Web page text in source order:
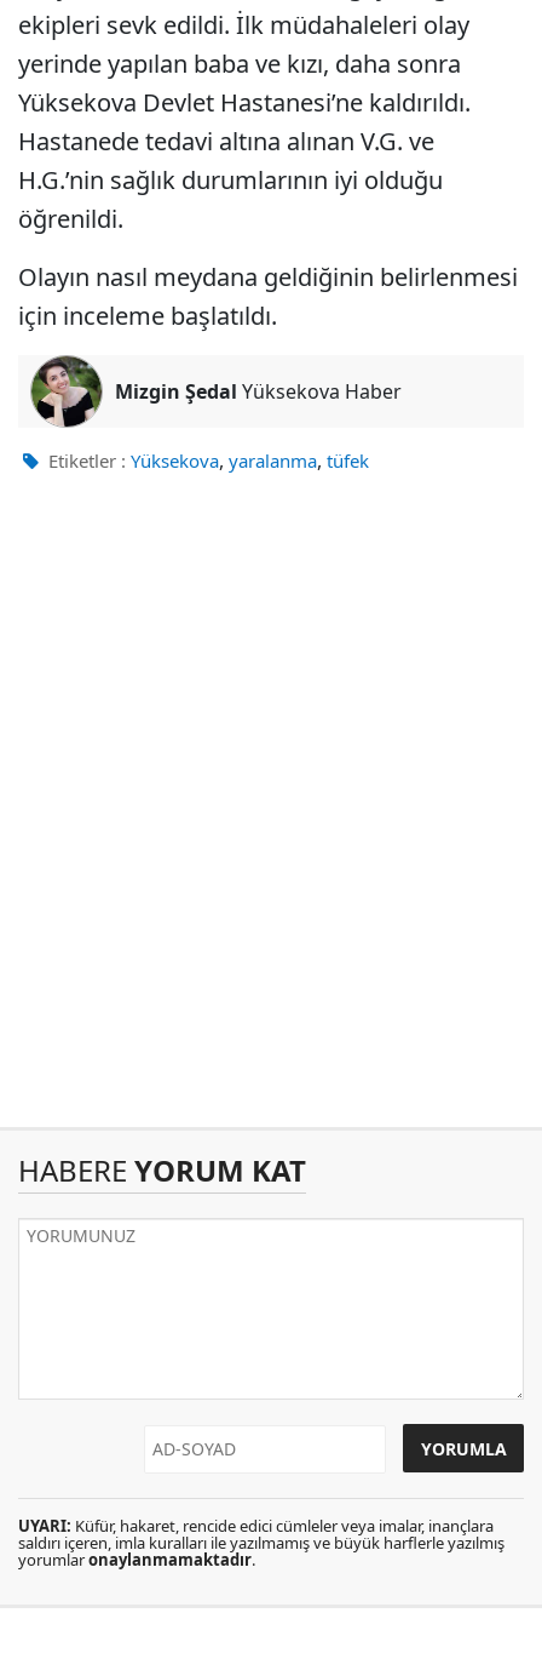
ekipleri sevk edildi. İlk müdahaleleri olay
yerinde yapılan baba ve kızı, daha sonra
Yüksekova Devlet Hastanesi’ne kaldırıldı.
Hastanede tedavi altına alınan V.G. ve
H.G.’nin sağlık durumlarının iyi olduğu
öğrenildi.
Olayın nasıl meydana geldiğinin belirlenmesi
için inceleme başlatıldı.
Mizgin Şedal Yüksekova Haber
Etiketler : Yüksekova, yaralanma, tüfek
HABERE YORUM KAT
UYARI: Küfür, hakaret, rencide edici cümleler veya imalar, inançlara
saldırı içeren, imla kuralları ile yazılmamış ve büyük harflerle yazılmış
yorumlaronaylanmamaktadır.